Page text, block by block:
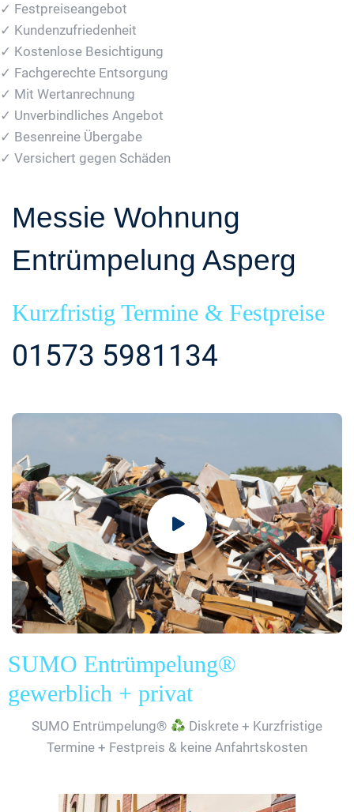
✓ Festpreiseangebot
✓ Kundenzufriedenheit
✓ Kostenlose Besichtigung
✓ Fachgerechte Entsorgung
✓ Mit Wertanrechnung
✓ Unverbindliches Angebot
✓ Besenreine Übergabe
✓ Versichert gegen Schäden
Messie Wohnung
Entrümpelung Asperg
Kurzfristig Termine & Festpreise
01573 5981134
SUMO Entrümpelung®
gewerblich + privat
SUMO Entrümpelung®
Diskrete + Kurzfristige
Termine + Festpreis & keine Anfahrtskosten